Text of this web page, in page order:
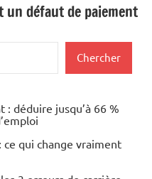
un défaut de paiement
Chercher
: déduire jusqu’à 66 %
qui change vraiment